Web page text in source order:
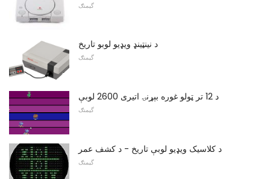
گیمنګ
د نینټینډ ویډیو لوبو تاریخ
گیمنګ
د 12 تر ټولو غوره بېړنۍ اتیری 2600 لوبې
گیمنګ
د کلاسیک ویډیو لوبې تاریخ - د کشف عمر
گیمنګ